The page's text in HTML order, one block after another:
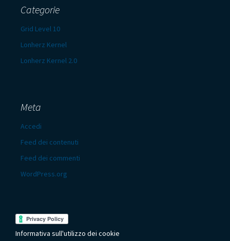
Categorie
Grid Level 10
Lonherz Kernel
Lonherz Kernel 2.0
Meta
Accedi
Feed dei contenuti
Feed dei commenti
WordPress.org
Informativa sull'utilizzo dei cookie